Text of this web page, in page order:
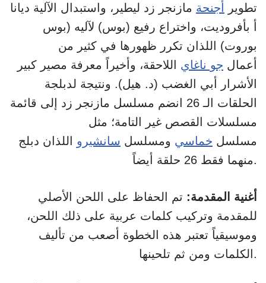
تطوير أجنحة مازنجر زد ليطير، واستبدال الآلية ديانا
أ بأفروديت، واختراع رفيع (بوس) لآليه (بوس
بوروت) اللذان تكرر ظهورها في كثير من
أعمال جو ناغاي اللاحقة، وأخيراً معرفة مصير كبير
الأشرار أبي الغضب (د. هيل). ونتيجة لدبلجة
الحلقات الـ 26 انضم مسلسل مازنجر زد إلى قائمة
مسلسلات القصص غير التامة؛ مثل
مسلسل خماسي ومسلسل سانشيرو اللذان دبلج
منهما فقط 26 حلقة أيضاً.
أغنية المقدمة: تم الحفاظ على اللحن الأصلي
للمقدمة وتركيب كلمات عربية على ذلك اللحن،
وموسيقياً تعتبر هذه الخطوة أصعب من تأليف
الكلمات ومن ثم تلحينها.